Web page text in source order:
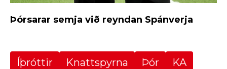
Þórsarar semja við reyndan Spánverja
Íþróttir Knattspyrna Þór
KA